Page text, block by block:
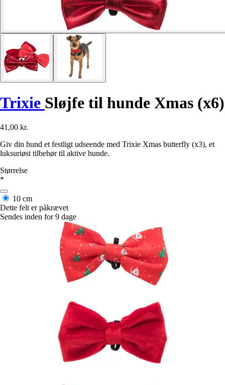
Trixie Sløjfe til hunde Xmas (x6)
41,00 kr.
Giv din hund et festligt udseende med Trixie Xmas butterfly (x3), et
luksuriøst tilbehør til aktive hunde.
Størrelse
*
10 cm
Dette felt er påkrævet
Sendes inden for 9 dage